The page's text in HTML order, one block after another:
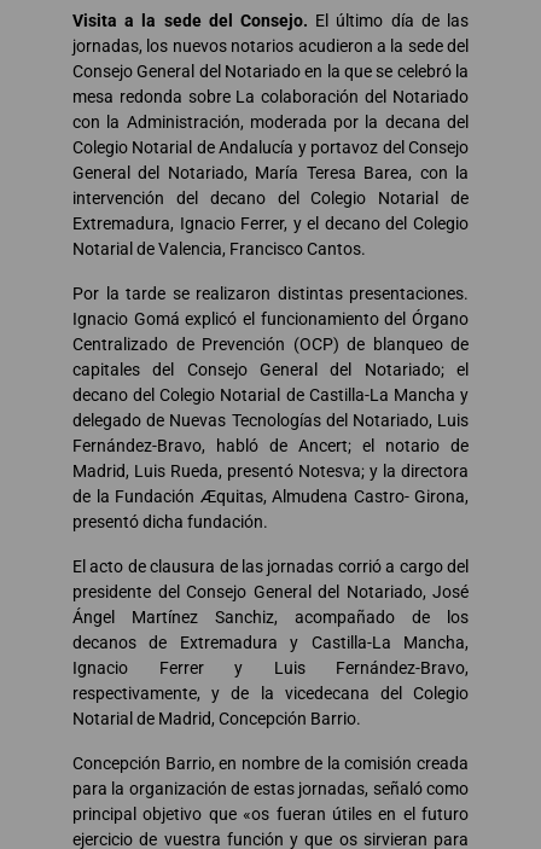
Visita a la sede del Consejo. El último día de las
jornadas, los nuevos notarios acudieron a la sede del
Consejo General del Notariado en la que se celebró la
mesa redonda sobre La colaboración del Notariado
con la Administración, moderada por la decana del
Colegio Notarial de Andalucía y portavoz del Consejo
General del Notariado, María Teresa Barea, con la
intervención del decano del Colegio Notarial de
Extremadura, Ignacio Ferrer, y el decano del Colegio
Notarial de Valencia, Francisco Cantos.
Por la tarde se realizaron distintas presentaciones.
Ignacio Gomá explicó el funcionamiento del Órgano
Centralizado de Prevención (OCP) de blanqueo de
capitales del Consejo General del Notariado; el
decano del Colegio Notarial de Castilla-La Mancha y
delegado de Nuevas Tecnologías del Notariado, Luis
Fernández-Bravo, habló de Ancert; el notario de
Madrid, Luis Rueda, presentó Notesva; y la directora
de la Fundación Æquitas, Almudena Castro- Girona,
presentó dicha fundación.
El acto de clausura de las jornadas corrió a cargo del
presidente del Consejo General del Notariado, José
Ángel Martínez Sanchiz, acompañado de los
decanos de Extremadura y Castilla-La Mancha,
Ignacio Ferrer y Luis Fernández-Bravo,
respectivamente, y de la vicedecana del Colegio
Notarial de Madrid, Concepción Barrio.
Concepción Barrio, en nombre de la comisión creada
para la organización de estas jornadas, señaló como
principal objetivo que «os fueran útiles en el futuro
ejercicio de vuestra función y que os sirvieran para